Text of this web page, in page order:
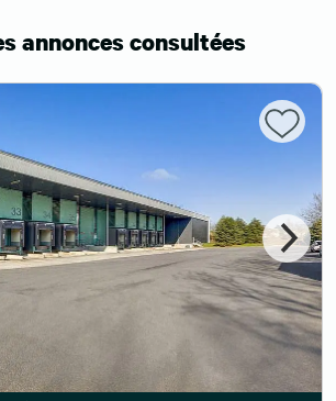
annonces consultées